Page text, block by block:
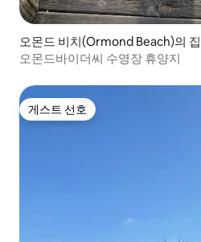
오몬드 비치(Ormond Beach)의 집
오몬드바이더씨 수영장 휴양지
게스트 선호
게스트 선호